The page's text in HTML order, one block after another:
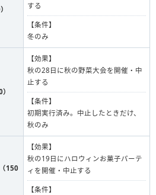
する
【条件】
冬のみ
【効果】
秋の28日に秋の野菜大会を開催・中
止する
【条件】
初期実行済み。中止したときだけ、
秋のみ
150
【効果】
秋の19日にハロウィンお菓子パーテ
ィを開催・中止する
【条件】